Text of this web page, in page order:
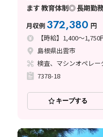
ます 教育体制◎ 長期勤
月収例 372,380 円
【時給】1,400～1,750
島根県出雲市
検査、マシンオペレ
7378-18
キープする